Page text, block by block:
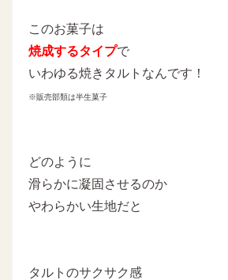
このお菓子は
焼成するタイプで
いわゆる焼きタルトなんです！
※販売部類は半生菓子
どのように
滑らかに凝固させるのか
やわらかい生地だと
タルトのサクサク感